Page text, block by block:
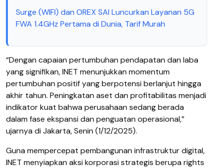
Surge (WIFI) dan OREX SAI Luncurkan Layanan 5G
FWA 1.4GHz Pertama di Dunia, Tarif Murah
“Dengan capaian pertumbuhan pendapatan dan laba
yang signifikan, INET menunjukkan momentum
pertumbuhan positif yang berpotensi berlanjut hingga
akhir tahun. Peningkatan aset dan profitabilitas menjadi
indikator kuat bahwa perusahaan sedang berada
dalam fase ekspansi dan penguatan operasional,”
ujarnya di Jakarta, Senin (1/12/2025).
Guna mempercepat pembangunan infrastruktur digital,
INET menyiapkan aksi korporasi strategis berupa rights